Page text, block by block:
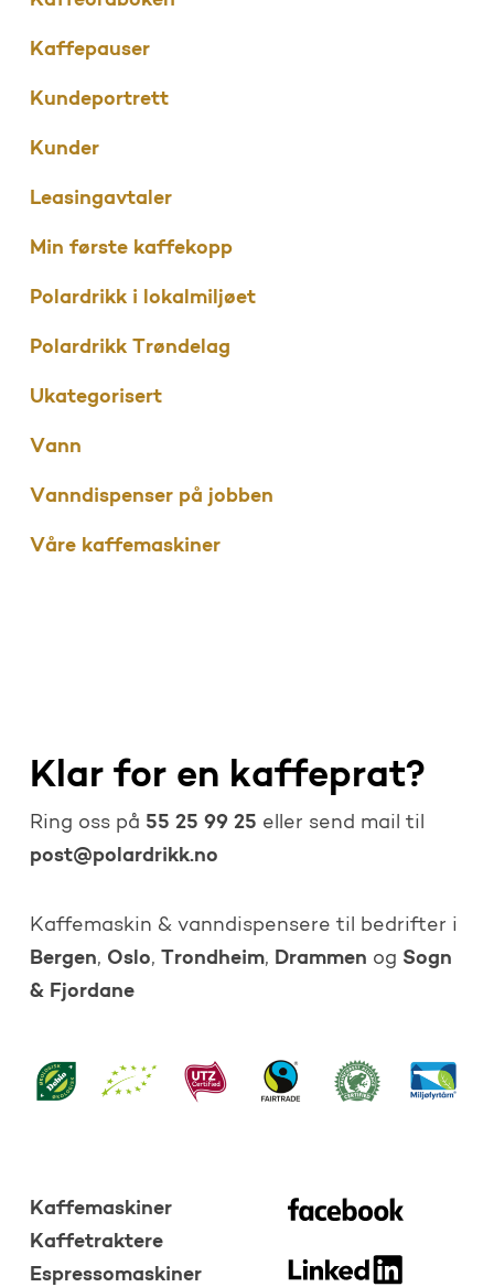
Kaffepauser
Kundeportrett
Kunder
Leasingavtaler
Min første kaffekopp
Polardrikk i lokalmiljøet
Polardrikk Trøndelag
Ukategorisert
Vann
Vanndispenser på jobben
Våre kaffemaskiner
Klar for en kaffeprat?
Ring oss på 55 25 99 25 eller send mail til
post@polardrikk.no
Kaffemaskin & vanndispensere til bedrifter i
Bergen, Oslo, Trondheim, Drammen og Sogn
& Fjordane
Kaffemaskiner
Kaffetraktere
Espressomaskiner